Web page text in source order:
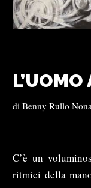
L’UOMO
di Benny Rullo
C’è un
ritmici della